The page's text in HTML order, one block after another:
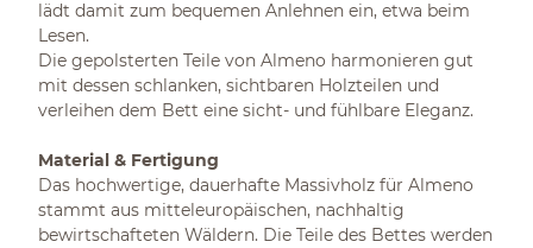
lädt damit zum bequemen Anlehnen ein, etwa beim
Lesen.
Die gepolsterten Teile von Almeno harmonieren gut
mit dessen schlanken, sichtbaren Holzteilen und
verleihen dem Bett eine sicht- und fühlbare Eleganz.
Material & Fertigung
Das hochwertige, dauerhafte Massivholz für Almeno
stammt aus mitteleuropäischen, nachhaltig
bewirtschafteten Wäldern. Die Teile des Bettes werden